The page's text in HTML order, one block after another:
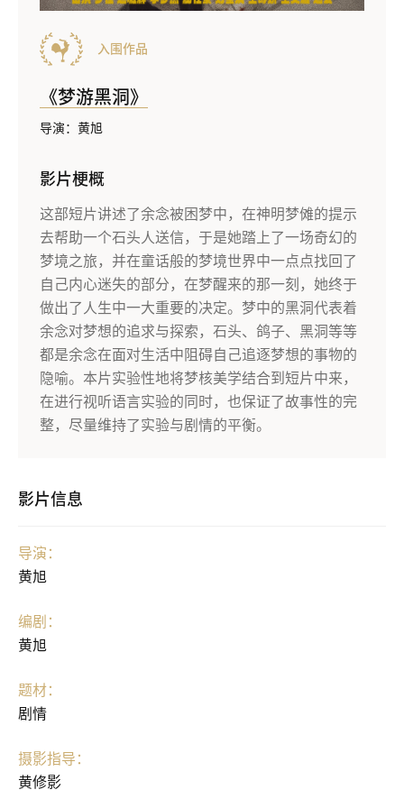
《梦游黑洞》
入围作品
导演：黄旭
影片梗概
这部短片讲述了余念被困梦中，在神明梦傩的提示
去帮助一个石头人送信，于是她踏上了一场奇幻的
梦境之旅，并在童话般的梦境世界中一点点找回了
自己内心迷失的部分，在梦醒来的那一刻，她终于
做出了人生中一大重要的决定。梦中的黑洞代表着
余念对梦想的追求与探索，石头、鸽子、黑洞等等
都是余念在面对生活中阻碍自己追逐梦想的事物的
隐喻。本片实验性地将梦核美学结合到短片中来，
在进行视听语言实验的同时，也保证了故事性的完
整，尽量维持了实验与剧情的平衡。
影片信息
导演：
黄旭
编剧：
黄旭
题材：
剧情
摄影指导：
黄修影